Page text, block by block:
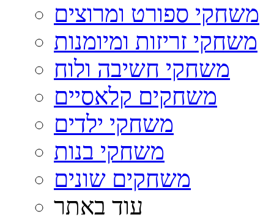
משחקי ספורט ומרוצים
משחקי זריזות ומיומנות
משחקי חשיבה ולוח
משחקים קלאסיים
משחקי ילדים
משחקי בנות
משחקים שונים
עוד באתר